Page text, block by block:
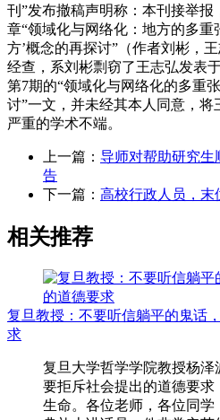
刊”发布撤稿声明称：本刊接举报
章“领域化与网络化：地方的多
方’概念的再探讨”（作者刘彬，
经查，系刘彬剽窃了王志弘发表
第7期的“领域化与网络化的多重
讨”一文，并未经其本人同意，
严重的学术不端。
上一篇： 导师对帮助研究生
告
下一篇： 高校行政人员，末
相关推荐
复旦教授：不要听信躺平的鬼话
求
复旦大学哲学学院教授杨
要拒斥社会提出的道德要
生命。各位老师，各位同